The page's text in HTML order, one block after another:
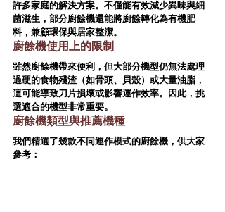
許多家庭的解決方案。不僅能有效減少異味與細
菌滋生，部分廚餘機還能將廚餘轉化為有機肥
料，兼顧環保與居家整潔。
廚餘機使用上的限制
雖然廚餘機帶來便利，但大部分機型仍無法處理
過硬的食物殘渣 （如骨頭、貝殼）或大量油脂 ，
這可能導致刀片損壞或影響運作效率。因此，挑
選適合的機型非常重要。
廚餘機類型與推薦機種
我們精選了幾款不同運作模式的廚餘機，供大家
參考：